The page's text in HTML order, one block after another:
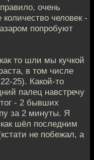
очень
человек -
попробуют
то шли мы кучкой
в том числе
25). Какой-то
палец навстречу
- 2 бывших
за 2 минуты. Я
шёл последним
не побежал, а